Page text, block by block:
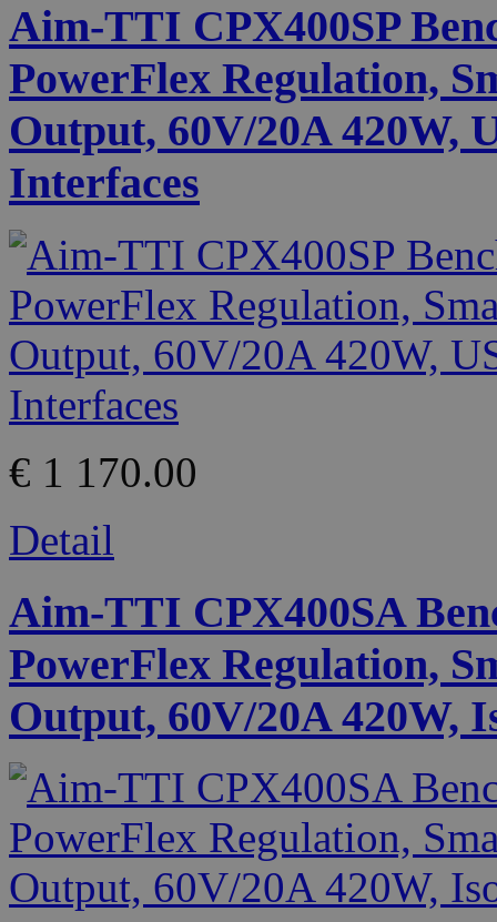
Aim-TTI CPX400SP
PowerFlex Regulation,
Output, 60V/20A 420W,
Interfaces
€ 1 170.00
Detail
Aim-TTI CPX400SA
PowerFlex Regulation,
Output, 60V/20A 420W,